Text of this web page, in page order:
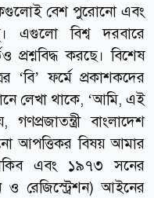
বেশ পুরোনো এবং
এগুলো বিশ্ব দরবারে
প্রশ্নবিদ্ধ করছে। বিশেষ
‘বি’ ফর্মে প্রকাশকদের
লেখা থাকে, ‘আমি, এই
বাংলাদেশ
আপত্তিকর বিষয় আমার
এবং ১৯৭৩ সনের
ও রেজিস্ট্রেশন) আইনের